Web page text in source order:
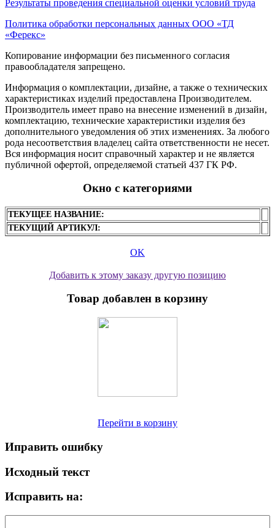
Результаты проведения специальной оценки условий труда
Политика обработки персональных данных ООО «ТД
«Ферекс»
Копирование информации без письменного согласия
правообладателя запрещено.
Информация о комплектации, дизайне, а также о технических
характеристиках изделий предоставлена Производителем.
Производитель имеет право на внесение изменений в дизайн,
комплектацию, технические характеристики изделия без
дополнительного уведомления об этих изменениях. За любого
рода несоответствия владелец сайта ответственности не несет.
Вся информация носит справочный характер и не является
публичной офертой, определяемой статьей 437 ГК РФ.
Окно с категориями
ТЕКУЩЕЕ НАЗВАНИЕ:
ТЕКУЩИЙ АРТИКУЛ:
OK
Добавить к этому заказу другую позицию
Товар добавлен в корзину
Перейти в корзину
Иправить ошибку
Исходный текст
Исправить на: